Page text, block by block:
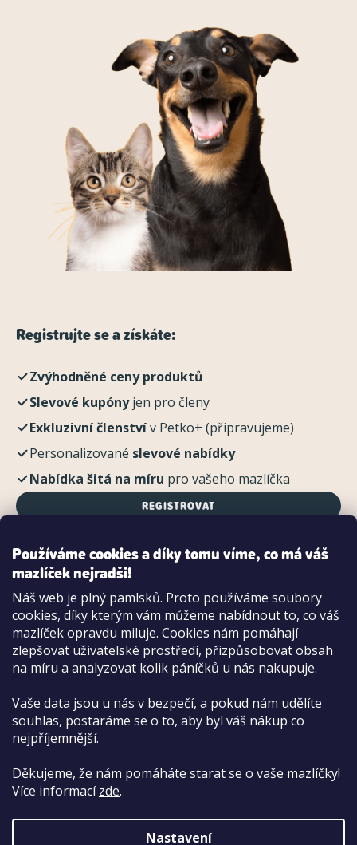
Používáme cookies a díky tomu víme, co má váš
mazlíček nejradši!
Náš web je plný pamlsků. Proto používáme soubory
cookies, díky kterým vám můžeme nabídnout to, co váš
mazlíček opravdu miluje. Cookies nám pomáhají
zlepšovat uživatelské prostředí, přizpůsobovat obsah
na míru a analyzovat kolik páníčků u nás nakupuje.
Vaše data jsou u nás v bezpečí, a pokud nám udělíte
souhlas, postaráme se o to, aby byl váš nákup co
nejpříjemnější.
Děkujeme, že nám pomáháte starat se o vaše mazlíčky!
Více informacízde.
Nastavení
Registrujte se a získáte:
Zvýhodněné ceny produktů
Slevové kupónyjen pro členy
Exkluzivní členstvív Petko+ (připravujeme)
Personalizované slevové nabídky
Nabídka šitá na míru pro vašeho mazlíčka
REGISTROVAT
Možnosti platby:
Dobírkou
Hotově i kartou na pobočce